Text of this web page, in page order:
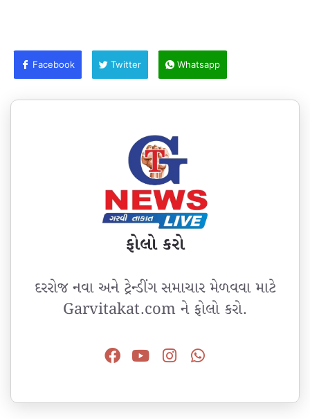
Facebook Twitter Whatsapp
ફોલો કરો
દરરોજ નવા અને ટ્રેન્ડીંગ સમાચાર મેળવવા માટે
Garvitakat.com ને ફોલો કરો.